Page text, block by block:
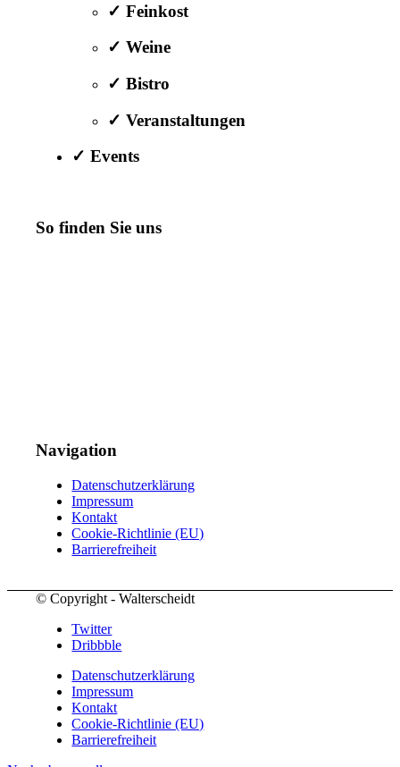
✓ Feinkost
✓ Weine
✓ Bistro
✓ Veranstaltungen
✓ Events
So finden Sie uns
Navigation
Datenschutzerklärung
Impressum
Kontakt
Cookie-Richtlinie (EU)
Barrierefreiheit
© Copyright - Walterscheidt
Twitter
Dribbble
Datenschutzerklärung
Impressum
Kontakt
Cookie-Richtlinie (EU)
Barrierefreiheit